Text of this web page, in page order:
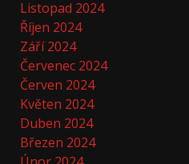
Listopad 2024
Říjen 2024
Září 2024
Červenec 2024
Červen 2024
Květen 2024
Duben 2024
Březen 2024